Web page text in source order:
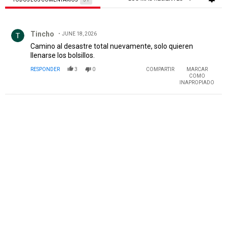
Tincho JUNE 18, 2026
Camino al desastre total nuevamente, solo quieren
llenarse los bolsillos.
RESPONDER 3 0 COMPARTIR
MARCAR
COMO
INAPROPIADO